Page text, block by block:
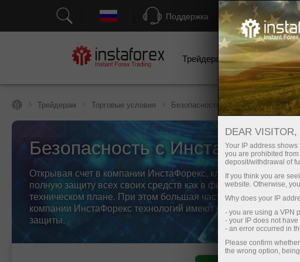
Поддержка Открыть
Трейдерам
Трейдерам Торговые условия Безопасность с ИнстаФорекс
Безопасность с ИнстаФорекс
Открывая счет в компании ИнстаФорекс, клиент получает
полную защиту всех своих средств как в финансовом, так и в
техническом плане. При этом большая часть используемых в
компании ИнстаФорекс технологий имеют банковский
защиты.
DEAR VISITOR,
Your IP address
you are prohibited
deposit/withdrawal of
If you think you are
website. Otherwise,
Why does your IP
- you are using a VPN
- your IP does not
- an error occurred in
Please confirm
the wrong option,